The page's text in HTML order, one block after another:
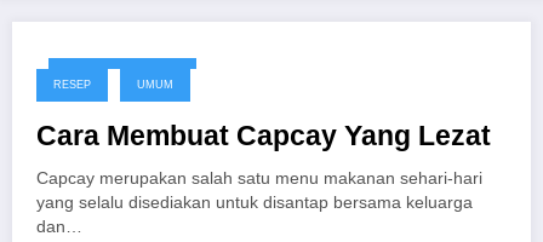
December 16, 2016
RESEP UMUM
Cara Membuat Capcay Yang Lezat
Capcay merupakan salah satu menu makanan sehari-hari
yang selalu disediakan untuk disantap bersama keluarga
dan…